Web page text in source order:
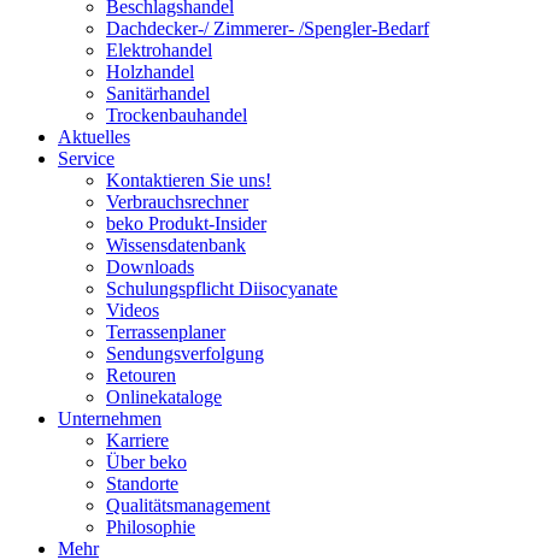
Beschlagshandel
Dachdecker-/ Zimmerer- /Spengler-Bedarf
Elektrohandel
Holzhandel
Sanitärhandel
Trockenbauhandel
Aktuelles
Service
Kontaktieren Sie uns!
Verbrauchsrechner
beko Produkt-Insider
Wissensdatenbank
Downloads
Schulungspflicht Diisocyanate
Videos
Terrassenplaner
Sendungsverfolgung
Retouren
Onlinekataloge
Unternehmen
Karriere
Über beko
Standorte
Qualitätsmanagement
Philosophie
Mehr